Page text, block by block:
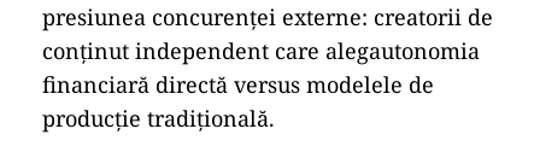
presiunea concurenței externe: creatorii de
conținut independent care alegautonomia
financiară directă versus modelele de
producție tradițională.